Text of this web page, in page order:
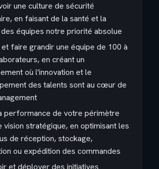
une culture de sécurité
en faisant de la santé et la
équipes notre priorité absolue
faire grandir une équipe de 100 à
en créant un
où l'innovation et le
des talents sont au cœur de
performance de votre périmètre
vision stratégique, en optimisant les
de réception, stockage,
ou expédition des commandes
et déployer des initiatives